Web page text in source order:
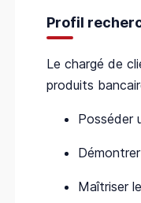
Profil
Le chargé de
produits
Posséder
Maîtriser